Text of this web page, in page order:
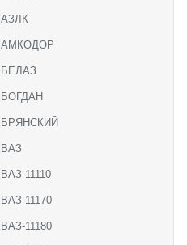
АЗЛК
АМКОДОР
БЕЛАЗ
БОГДАН
БРЯНСКИЙ
ВАЗ
ВАЗ-11110
ВАЗ-11170
ВАЗ-11180